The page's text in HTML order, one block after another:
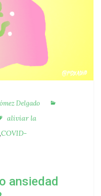
Delgado
Etiquetas
aliviar la
,COVID-
ansiedad